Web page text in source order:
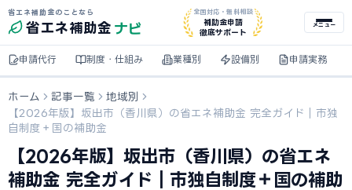
省エネ補助金のことなら
省エネ補助金 ナビ
全国対応・無料相談
補助金申請
徹底サポート
メニュー
申請代行 制度・仕組み 業種別 設備別 申請実務
ホーム 記事一覧
地域別
【2026年版】坂出市（香川県）の省エネ補助金 完全ガイド｜市独
自制度＋国の補助金
【2026年版】坂出市（香川県）の省エネ
補助金 完全ガイド｜市独自制度＋国の補助